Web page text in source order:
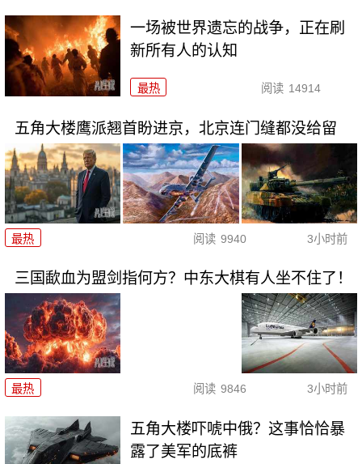
一场被世界遗忘的战争，正在刷
新所有人的认知
最热 阅读 14914
五角大楼鹰派翘首盼进京，北京连门缝都没给留
最热 阅读 9940 3小时前
三国歃血为盟剑指何方？中东大棋有人坐不住了！
最热 阅读 9846 3小时前
五角大楼吓唬中俄？这事恰恰暴
露了美军的底裤